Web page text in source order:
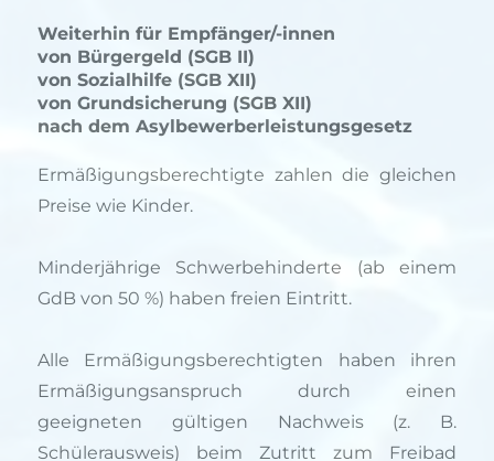
Weiterhin für Empfänger/-innen
von Bürgergeld (SGB II)
von Sozialhilfe (SGB XII)
von Grundsicherung (SGB XII)
nach dem Asylbewerberleistungsgesetz
Ermäßigungsberechtigte zahlen die gleichen
Preise wie Kinder.
Minderjährige Schwerbehinderte (ab einem
GdB von 50 %) haben freien Eintritt.
Alle Ermäßigungsberechtigten haben ihren
Ermäßigungsanspruch durch einen
geeigneten gültigen Nachweis (z. B.
Schülerausweis) beim Zutritt zum Freibad